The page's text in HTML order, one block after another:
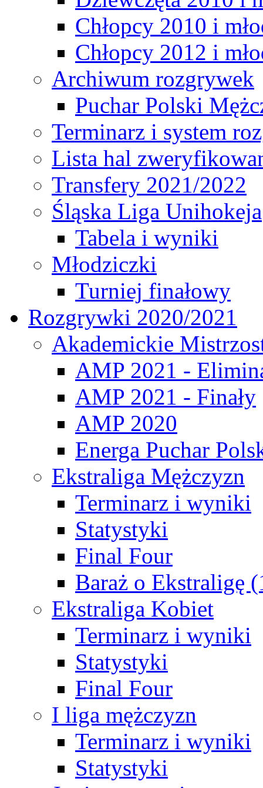
Chłopcy 2010 i
Chłopcy 2012 i
Archiwum rozgrywek
Puchar Polski
Terminarz i system
Lista hal
Transfery 2021/2022
Śląska Liga Unihokeja
Tabela i wyniki
Młodziczki
Turniej finałowy
Rozgrywki 2020/2021
Akademickie
AMP 2021 -
AMP 2021 - Finały
AMP 2020
Energa Puchar
Ekstraliga Mężczyzn
Terminarz i wyniki
Statystyki
Final Four
Baraż o Ekstraligę
Ekstraliga Kobiet
Terminarz i wyniki
Statystyki
Final Four
I liga mężczyzn
Terminarz i wyniki
Statystyki